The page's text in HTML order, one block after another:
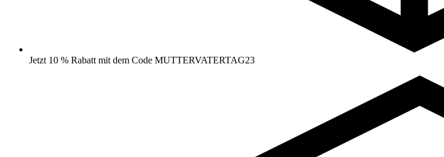
Jetzt 10 % Rabatt mit dem Code MUTTERVATERTAG23